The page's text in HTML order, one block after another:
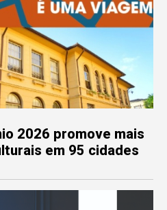
2026 promove mais
em 95 cidades